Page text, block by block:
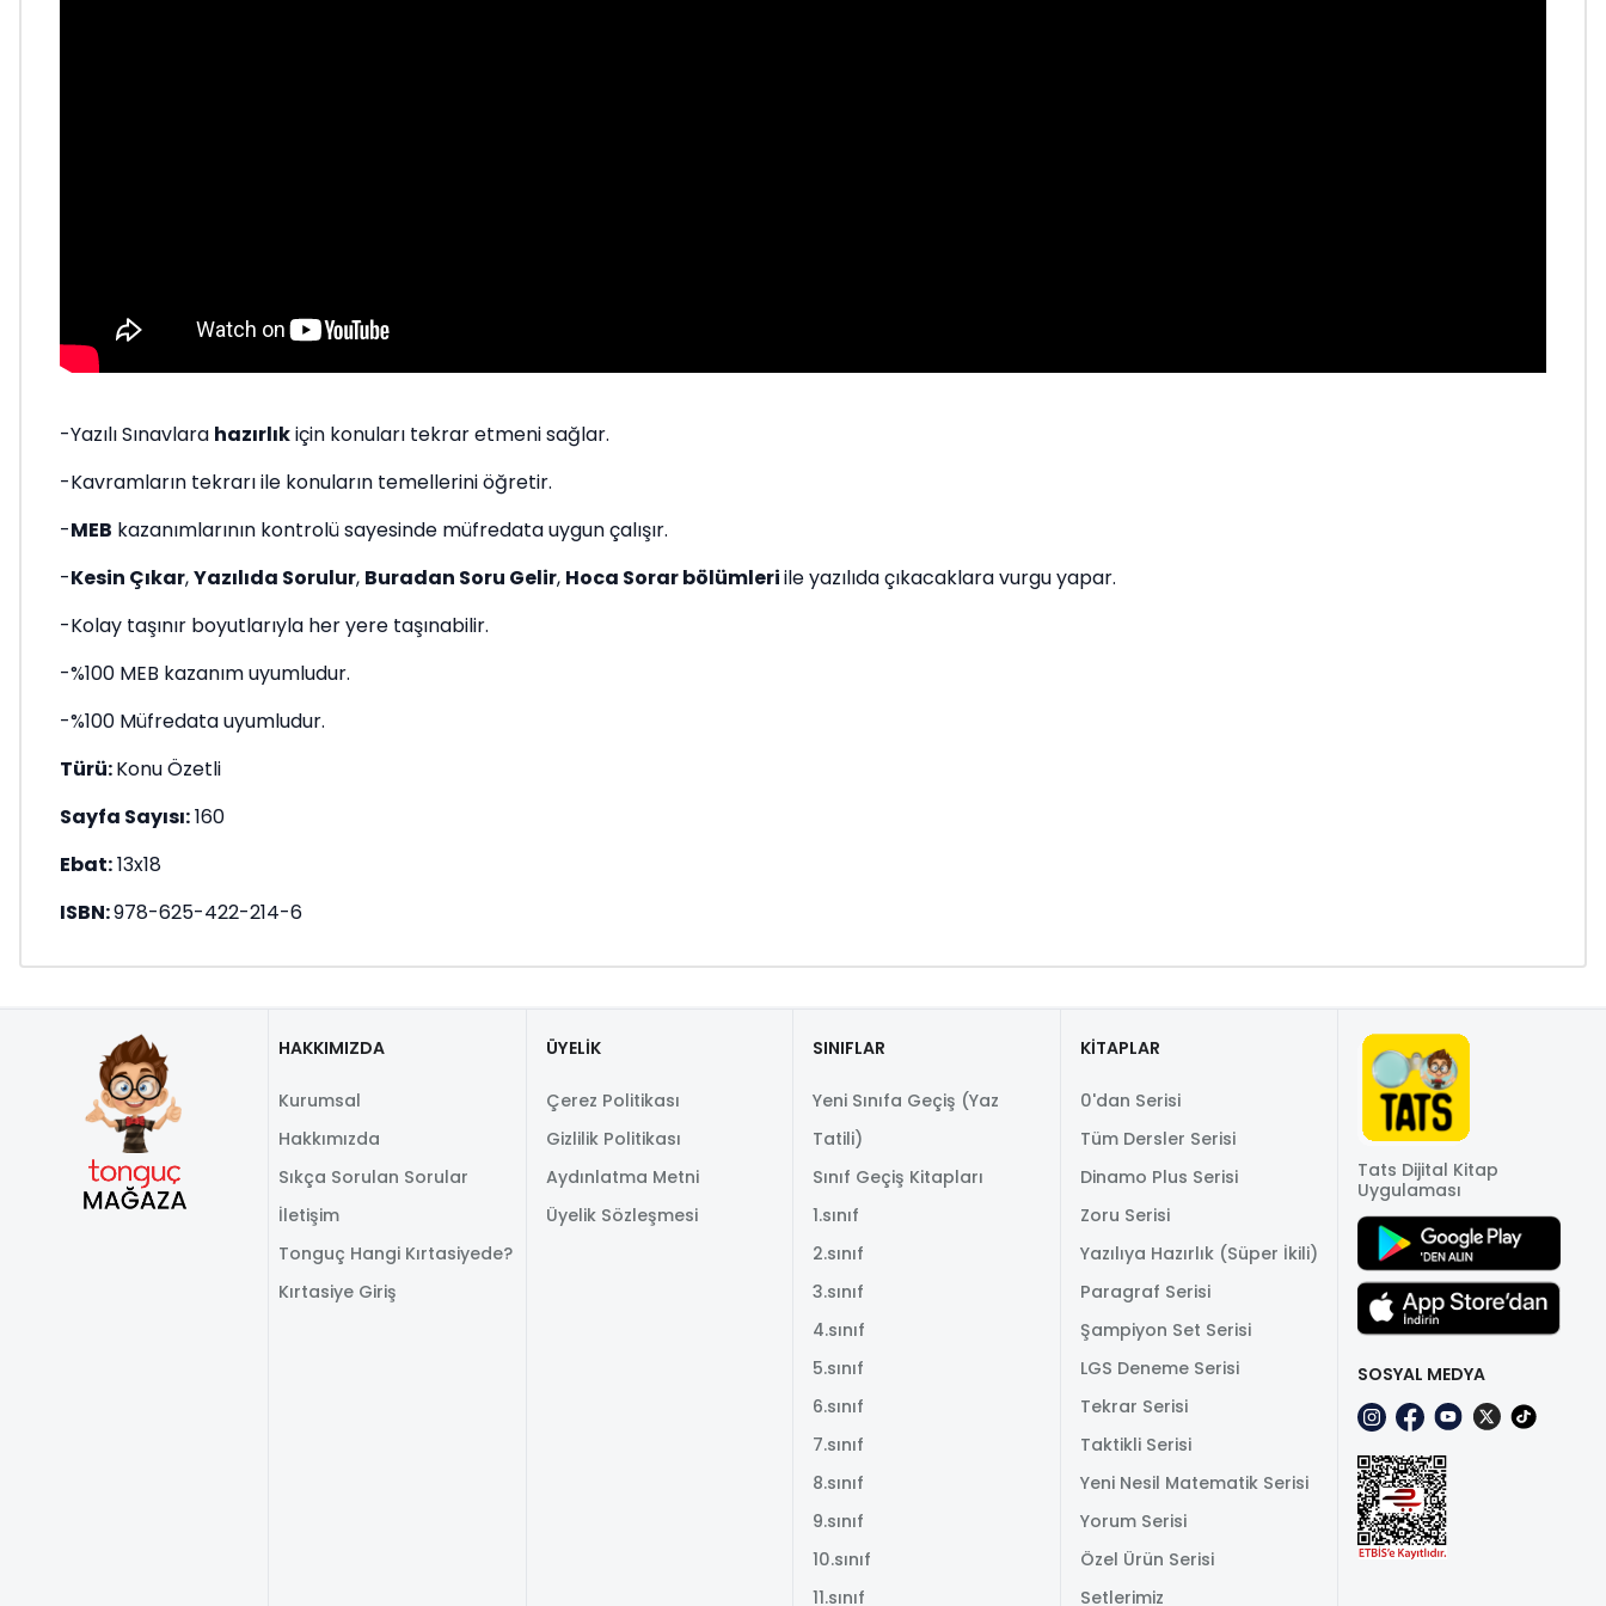
-Yazılı Sınavlara hazırlıkiçin konuları tekrar etmeni sağlar.
-Kavramların tekrarı ile konuların temellerini öğretir.
-MEB kazanımlarının kontrolü sayesinde müfredata uygun çalışır.
-Kesin Çıkar,Yazılıda Sorulur, Buradan Soru Gelir, Hoca Sorar bölümleriile yazılıda çıkacaklara vurgu yapar.
-Kolay taşınır boyutlarıyla her yere taşınabilir.
-%100 MEB kazanım uyumludur.
-%100 Müfredata uyumludur.
Türü:Konu Özetli
Sayfa Sayısı:160
Ebat:13x18
ISBN:978-625-422-214-6
HAKKIMIZDA
Kurumsal
Hakkımızda
Sıkça Sorulan Sorular
İletişim
Tonguç Hangi Kırtasiyede?
Kırtasiye Giriş
ÜYELİK
Çerez Politikası
Gizlilik Politikası
Aydınlatma Metni
Üyelik Sözleşmesi
SINIFLAR
Yeni Sınıfa Geçiş (Yaz
Tatili)
Sınıf Geçiş Kitapları
1.sınıf
2.sınıf
3.sınıf
4.sınıf
5.sınıf
6.sınıf
7.sınıf
8.sınıf
9.sınıf
10.sınıf
11.sınıf
KİTAPLAR
0'dan Serisi
Tüm Dersler Serisi
Dinamo Plus Serisi
Zoru Serisi
Yazılıya Hazırlık (Süper İkili)
Paragraf Serisi
Şampiyon Set Serisi
LGS Deneme Serisi
Tekrar Serisi
Taktikli Serisi
Yeni Nesil Matematik Serisi
Yorum Serisi
Özel Ürün Serisi
Setlerimiz
Tats Dijital Kitap
Uygulaması
SOSYAL MEDYA